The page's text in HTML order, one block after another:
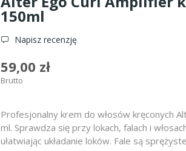
150ml
Napisz recenzję
59,00 zł
Brutto
Profesjonalny krem do włosów kręconych
ml. Sprawdza się przy lokach, falach i
ułatwiając układanie loków. Fale są